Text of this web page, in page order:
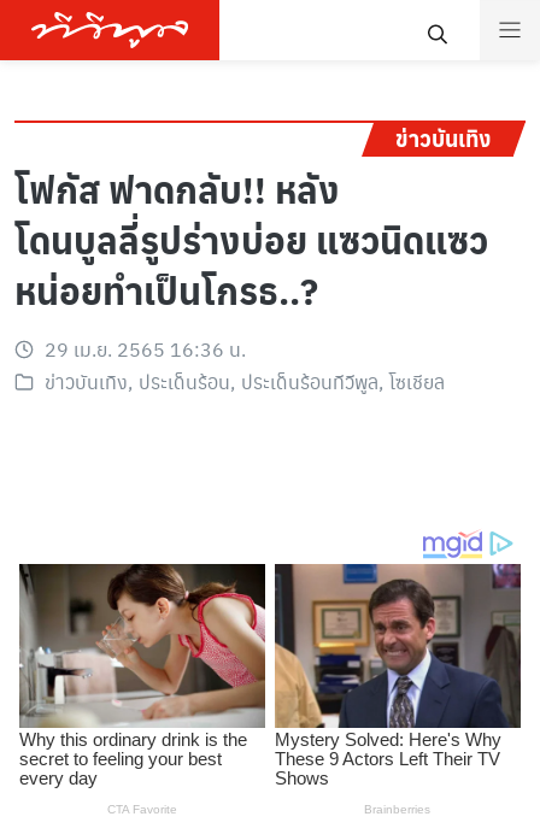
ข่าวบันเทิง
โฟกัส ฟาดกลับ!! หลัง
โดนบูลลี่รูปร่างบ่อย แซวนิดแซว
หน่อยทำเป็นโกรธ..?
29 เม.ย. 2565 16:36 น.
ข่าวบันเทิง, ประเด็นร้อน, ประเด็นร้อนทีวีพูล, โซเชียล